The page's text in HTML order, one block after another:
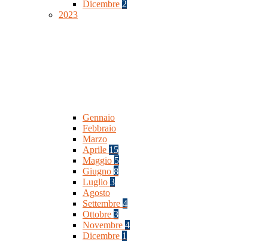
Dicembre 2
2023
Gennaio
Febbraio
Marzo
Aprile 15
Maggio 5
Giugno 8
Luglio 3
Agosto
Settembre 4
Ottobre 3
Novembre 4
Dicembre 1